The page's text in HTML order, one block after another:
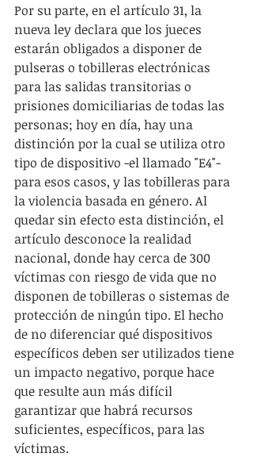
Por su parte, en el artículo 31, la
nueva ley declara que los jueces
estarán obligados a disponer de
pulseras o tobilleras electrónicas
para las salidas transitorias o
prisiones domiciliarias de todas las
personas; hoy en día, hay una
distinción por la cual se utiliza otro
tipo de dispositivo -el llamado "E4"-
para esos casos, y las tobilleras para
la violencia basada en género. Al
quedar sin efecto esta distinción, el
artículo desconoce la realidad
nacional, donde hay cerca de 300
víctimas con riesgo de vida que no
disponen de tobilleras o sistemas de
protección de ningún tipo. El hecho
de no diferenciar qué dispositivos
específicos deben ser utilizados tiene
un impacto negativo, porque hace
que resulte aun más difícil
garantizar que habrá recursos
suficientes, específicos, para las
víctimas.